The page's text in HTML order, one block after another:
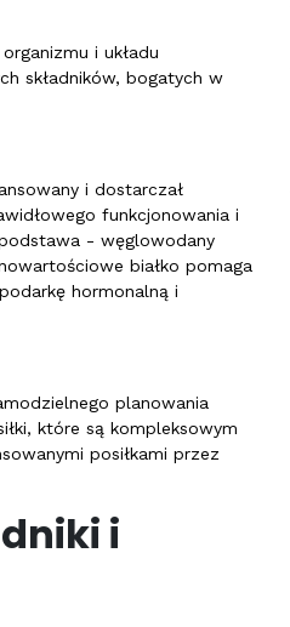
i układu
składników, bogatych w
i dostarczał
funkcjonowania i
- węglowodany
białko pomaga
hormonalną i
planowania
które są kompleksowym
posiłkami przez
i